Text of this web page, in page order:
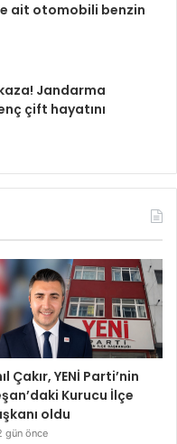
ait otomobili benzin
Jandarma
çift hayatını
Çakır, YENİ Parti’nin
Kurucu İlçe
oldu
gün önce